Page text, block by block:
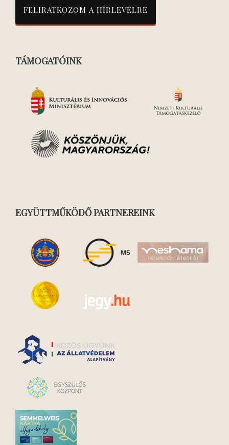
TÁMOGATÓINK
EGYÜTTMŰKÖDŐ PARTNEREINK